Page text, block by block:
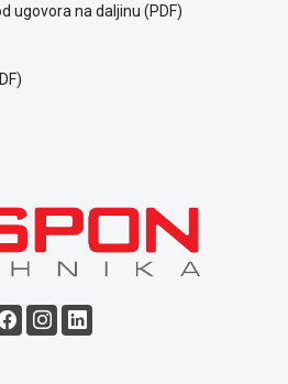
ugovora na daljinu (PDF)